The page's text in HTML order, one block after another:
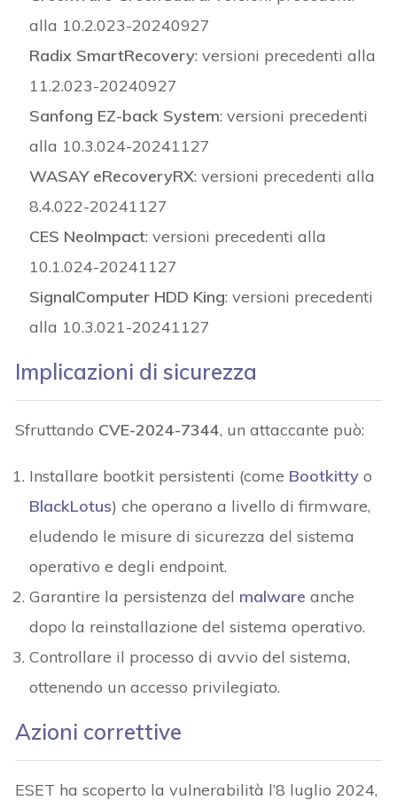
alla 10.2.023-20240927
Radix SmartRecovery: versioni precedenti alla
11.2.023-20240927
Sanfong EZ-back System: versioni precedenti
alla 10.3.024-20241127
WASAY eRecoveryRX: versioni precedenti alla
8.4.022-20241127
CES NeoImpact: versioni precedenti alla
10.1.024-20241127
SignalComputer HDD King: versioni precedenti
alla 10.3.021-20241127
Implicazioni di sicurezza
Sfruttando CVE-2024-7344, un attaccante può:
Installare bootkit persistenti (come Bootkitty o
BlackLotus) che operano a livello di firmware,
eludendo le misure di sicurezza del sistema
operativo e degli endpoint.
Garantire la persistenza del malware anche
dopo la reinstallazione del sistema operativo.
Controllare il processo di avvio del sistema,
ottenendo un accesso privilegiato.
Azioni correttive
ESET ha scoperto la vulnerabilità l’8 luglio 2024,